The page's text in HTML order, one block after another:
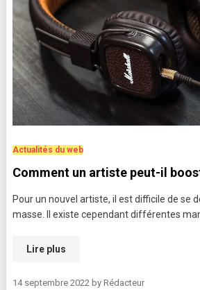
Actualités du web
Comment un artiste peut-il
Pour un nouvel artiste, il est difficile de se
masse. Il existe cependant différentes
Lire plus
14 septembre 2022by Rédacteur